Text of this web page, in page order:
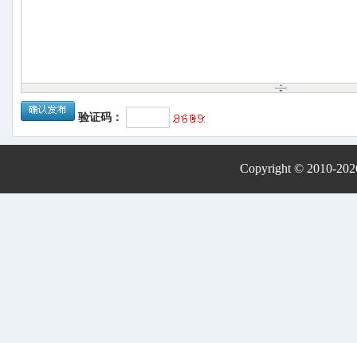
验证码：
Copyright © 2010-